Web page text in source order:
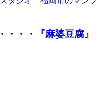
・・『麻婆豆腐』